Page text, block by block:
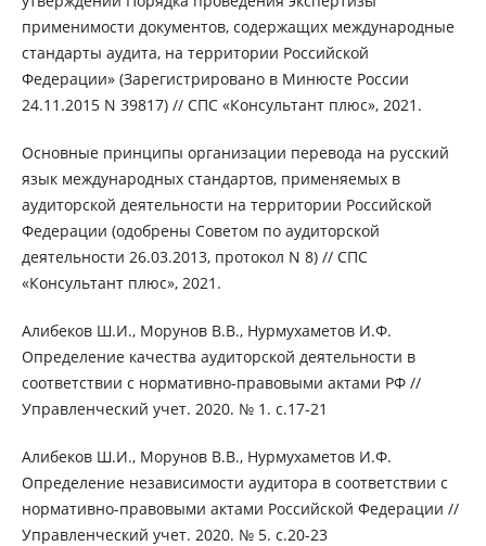
применимости документов, содержащих международные
стандарты аудита, на территории Российской
Федерации» (Зарегистрировано в Минюсте России
24.11.2015 N 39817) // СПС «Консультант плюс», 2021.
Основные принципы организации перевода на русский
язык международных стандартов, применяемых в
аудиторской деятельности на территории Российской
Федерации (одобрены Советом по аудиторской
деятельности 26.03.2013, протокол N 8) // СПС
«Консультант плюс», 2021.
Алибеков Ш.И., Морунов В.В., Нурмухаметов И.Ф.
Определение качества аудиторской деятельности в
соответствии с нормативно-правовыми актами РФ //
Управленческий учет. 2020. № 1. с.17-21
Алибеков Ш.И., Морунов В.В., Нурмухаметов И.Ф.
Определение независимости аудитора в соответствии с
нормативно-правовыми актами Российской Федерации //
Управленческий учет. 2020. № 5. с.20-23